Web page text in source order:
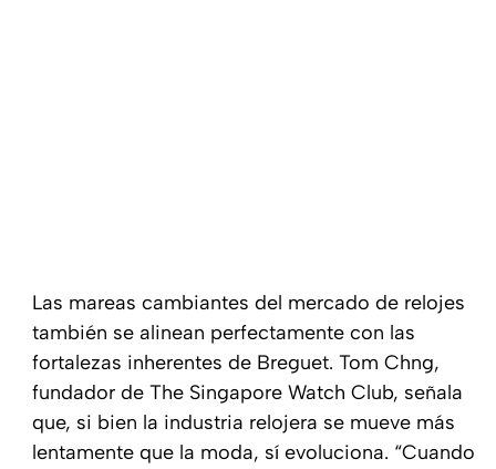
Las mareas cambiantes del mercado de relojes
también se alinean perfectamente con las
fortalezas inherentes de Breguet. Tom Chng,
fundador de The Singapore Watch Club, señala
que, si bien la industria relojera se mueve más
lentamente que la moda, sí evoluciona. “Cuando